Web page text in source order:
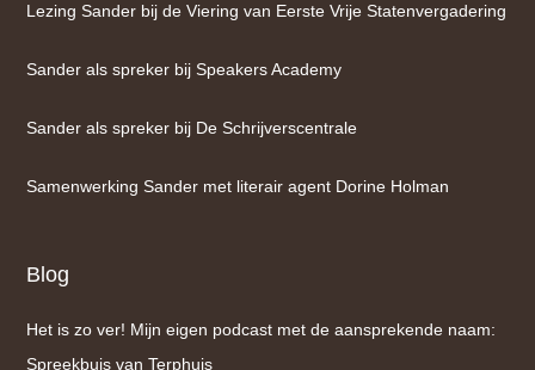
Lezing Sander bij de Viering van Eerste Vrije Statenvergadering
Sander als spreker bij Speakers Academy
Sander als spreker bij De Schrijverscentrale
Samenwerking Sander met literair agent Dorine Holman
Blog
Het is zo ver! Mijn eigen podcast met de aansprekende naam:
Spreekbuis van Terphuis